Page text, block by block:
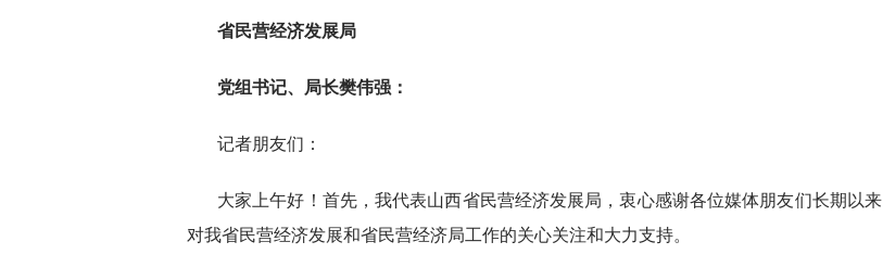
省民营经济发展局
党组书记、局长樊伟强：
记者朋友们：
大家上午好！首先，我代表山西省民营经济发展局，衷心感谢各位媒体朋友们长期以来
对我省民营经济发展和省民营经济局工作的关心关注和大力支持。